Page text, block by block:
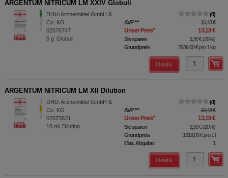
ARGENTUM NITRICUM LM XXIV Globuli
DHU-Arzneimittel GmbH &
Co. KG
02676747
5 g Globuli
0
AVP*** 16,48 €
Unser Preis* 13,18 €
Sie sparen 3,30 €(20%)
Grundpreis
2636,00 €pro 1 kg
Details
ARGENTUM NITRICUM LM XII Dilution
DHU-Arzneimittel GmbH &
Co. KG
02673631
10 ml Dilution
0
AVP*** 16,48 €
Unser Preis* 13,18 €
Sie sparen 3,30 €(20%)
Grundpreis
1318,00 €pro 1 l
Max. Abgabe:
1
Details